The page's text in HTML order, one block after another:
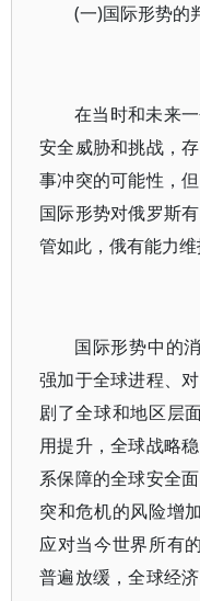
(一)国际形势的
在当时和未来
安全威胁和挑战，
事冲突的可能性，
国际形势对俄罗斯
管如此，俄有能力维
国际形势中的
强加于全球进程、
剧了全球和地区层
用提升，全球战略
系保障的全球安全
突和危机的风险增
应对当今世界所有
普遍放缓，全球经